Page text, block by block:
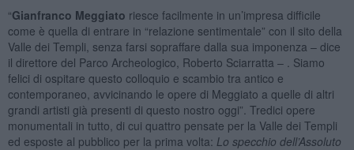
“Gianfranco Meggiato riesce facilmente in un’impresa difficile
come è quella di entrare in “relazione sentimentale” con il sito della
Valle dei Templi, senza farsi sopraffare dalla sua imponenza – dice
il direttore del Parco Archeologico, Roberto Sciarratta – . Siamo
felici di ospitare questo colloquio e scambio tra antico e
contemporaneo, avvicinando le opere di Meggiato a quelle di altri
grandi artisti già presenti di questo nostro oggi”. Tredici opere
monumentali in tutto, di cui quattro pensate per la Valle dei Templi
ed esposte al pubblico per la prima volta: Lo specchio dell’Assoluto